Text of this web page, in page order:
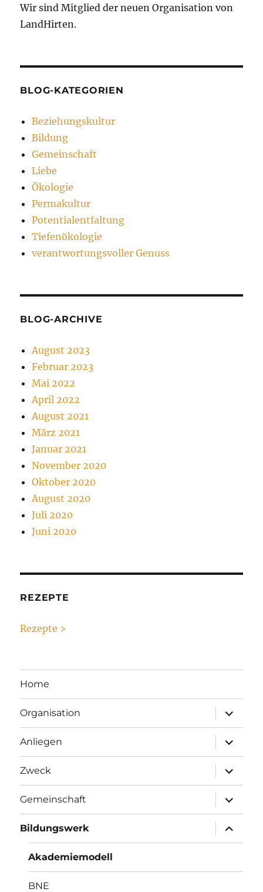
Wir sind Mitglied der neuen Organisation von
LandHirten.
BLOG-KATEGORIEN
Beziehungskultur
Bildung
Gemeinschaft
Liebe
Ökologie
Permakultur
Potentialentfaltung
Tiefenökologie
verantwortungsvoller Genuss
BLOG-ARCHIVE
August 2023
Februar 2023
Mai 2022
April 2022
August 2021
März 2021
Januar 2021
November 2020
Oktober 2020
August 2020
Juli 2020
Juni 2020
REZEPTE
Rezepte >
Home
Organisation
anzeigen
Anliegen
anzeigen
Zweck
anzeigen
Gemeinschaft
anzeigen
Bildungswerk
anzeigen
Akademiemodell
BNE